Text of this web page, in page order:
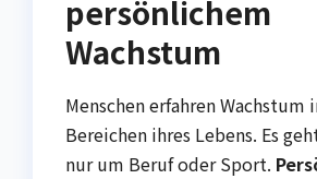
persönlichem
Wachstum
Menschen erfahren Wachstum
Bereichen ihres Lebens. Es
nur um Beruf oder Sport.